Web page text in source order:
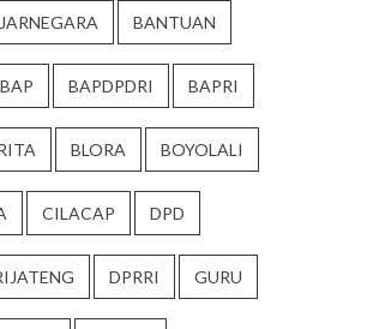
BANTUAN
BAP BAPDPDRI BAPRI
BLORA BOYOLALI
CILACAP DPD
DPRRI GURU